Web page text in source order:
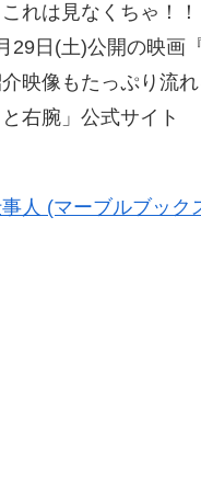
れは見なくちゃ！！
29日(土)公開の映画
映像もたっぷり流れ
と右腕」公式サイ
人 (マーブルブック